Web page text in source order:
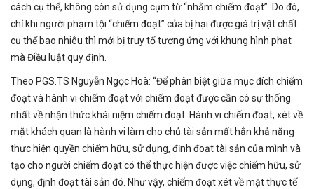
cách cụ thể, không còn sử dụng cụm từ “nhằm chiếm đoạt”. Do đó,
chỉ khi người phạm tội “chiếm đoạt” của bị hại được giá trị vật chất
cụ thể bao nhiêu thì mới bị truy tố tương ứng với khung hình phạt
mà Điều luật quy định.
Theo PGS.TS Nguyễn Ngọc Hoà: “Để phân biệt giữa mục đích chiếm
đoạt và hành vi chiếm đoạt với chiếm đoạt được cần có sự thống
nhất về nhận thức khái niệm chiếm đoạt. Hành vi chiếm đoạt, xét về
mặt khách quan là hành vi làm cho chủ tài sản mất hẳn khả năng
thực hiện quyền chiếm hữu, sử dụng, định đoạt tài sản của mình và
tạo cho người chiếm đoạt có thể thực hiện được việc chiếm hữu, sử
dụng, định đoạt tài sản đó. Như vậy, chiếm đoạt xét về mặt thực tế